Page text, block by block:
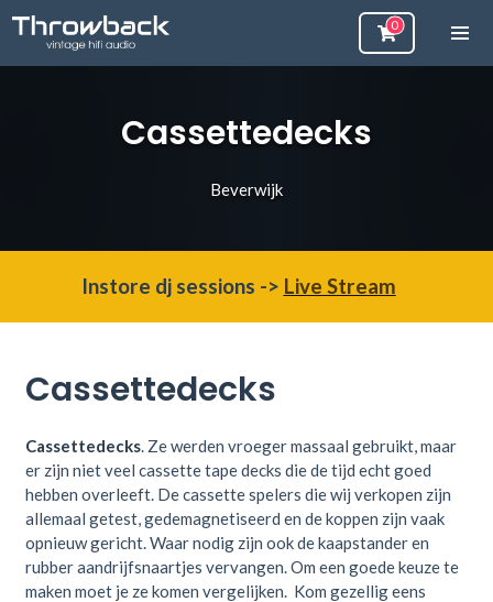
Cassettedecks
Beverwijk
Instore dj sessions -> Live Stream
Cassettedecks
Cassettedecks. Ze werden vroeger massaal gebruikt, maar
er zijn niet veel cassette tape decks die de tijd echt goed
hebben overleeft. De cassette spelers die wij verkopen zijn
allemaal getest, gedemagnetiseerd en de koppen zijn vaak
opnieuw gericht. Waar nodig zijn ook de kaapstander en
rubber aandrijfsnaartjes vervangen. Om een goede keuze te
maken moet je ze komen vergelijken. Kom gezellig eens